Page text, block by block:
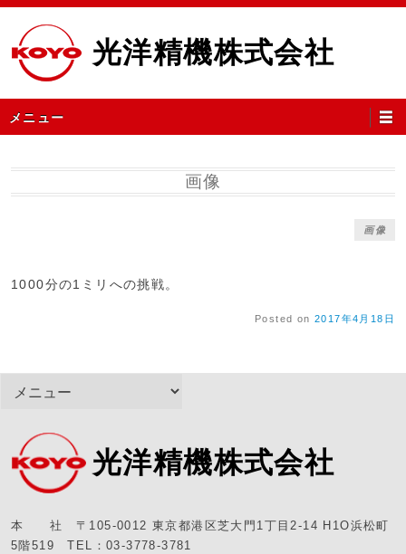
コ
テ
ツ
へ
キ
ッ
光洋精機株式会社
ニ
メニュー
画像
画像
1000分の1ミリへの挑戦。
Posted on 2017年4月18日
光洋精機株式会社
本 社 〒105-0012 東京都港区芝大門1丁目2-14 H1O浜松町
5階519 TEL：03-3778-3781